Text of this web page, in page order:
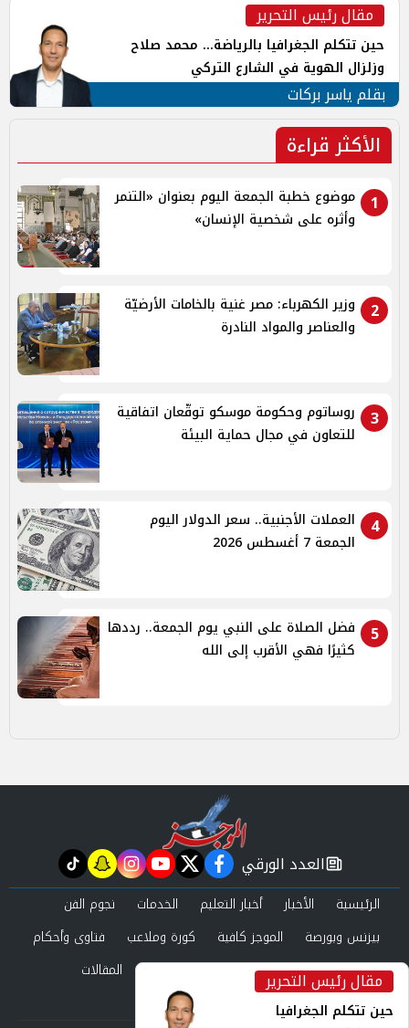
مقال رئيس التحرير
حين تتكلم الجغرافيا بالرياضة... محمد صلاح
وزلزال الهوية في الشارع التركي
بقلم ياسر بركات
الأكثر قراءة
1
موضوع خطبة الجمعة اليوم بعنوان «التنمر
وأثره على شخصية الإنسان»
2
وزير الكهرباء: مصر غنية بالخامات الأرضيّة
والعناصر والمواد النادرة
3
روساتوم وحكومة موسكو توقّعان اتفاقية
للتعاون في مجال حماية البيئة
4
العملات الأجنبية.. سعر الدولار اليوم
الجمعة 7 أغسطس 2026
5
فضل الصلاة على النبي يوم الجمعة.. رددها
كثيرًا فهي الأقرب إلى الله
مقال رئيس التحرير
حين تتكلم الجغرافيا
newspaper
العدد الورقي facebook
twitter
youtube
instagram
snapchat
tiktok
الرئيسية الأخبار أخبار التعليم الخدمات
نجوم الفن
بيزنس وبورصة
الموجز كافية كورة وملاعب
فتاوى وأحكام
صحة وجمال
عرب وعالم حوادث ومحاكم
المقالات
العدد الورقي